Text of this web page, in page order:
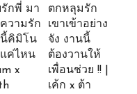
กพี่ มา
วามรัก
นี้คิมิโน
แค่ไหน
x
ตกหลุมรัก
เขาเข้าอย่าง
จัง งานนี้
ต้องวานให้
เพื่อนช่วย !! |
เค้ก x ต้า